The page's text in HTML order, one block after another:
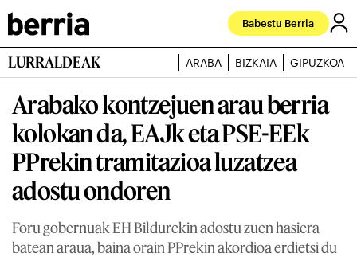
Babestu Berria
LURRALDEAK ARABA BIZKAIA GIPUZKOA
Arabako kontzejuen arau berria
kolokan da, EAJk eta PSE-EEk
PPrekin tramitazioa luzatzea
adostu ondoren
Foru gobernuak EH Bildurekin adostu zuen hasiera
batean araua, baina orain PPrekin akordioa erdietsi du